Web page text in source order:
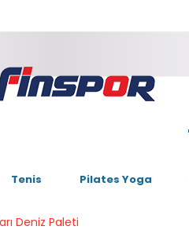
Tenis Pilates Yoga
Deniz Paleti